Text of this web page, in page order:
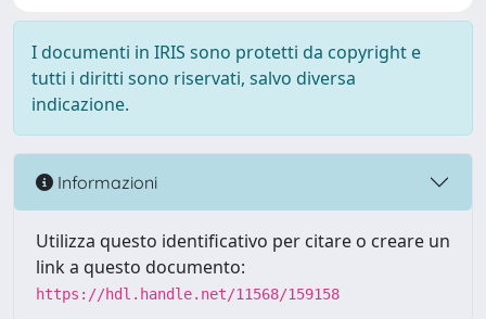
I documenti in IRIS sono protetti da copyright e
tutti i diritti sono riservati, salvo diversa
indicazione.
Informazioni
Utilizza questo identificativo per citare o creare un
link a questo documento:
https://hdl.handle.net/11568/159158